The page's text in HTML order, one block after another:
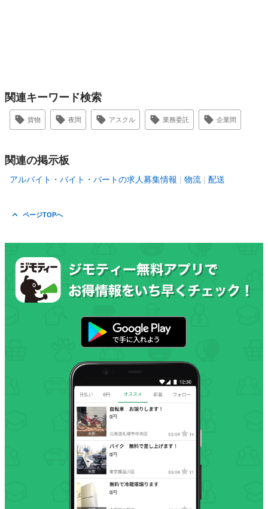
関連キーワード検索
貨物 夜間 アスクル 業務委託 企業間
関連の掲示板
アルバイト・バイト・パートの求人募集情報 物流 配送
ページTOPへ